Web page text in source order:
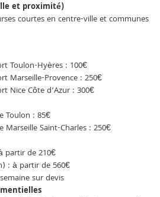
et proximité)
courtes en centre-ville et communes
Toulon-Hyères : 100€
Marseille-Provence : 250€
Nice Côte d’Azur : 300€
Toulon : 85€
Saint-Charles : 250€
partir de 210€
: à partir de 560€
sur devis